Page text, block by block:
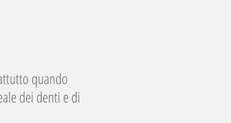
quando
dei denti e di